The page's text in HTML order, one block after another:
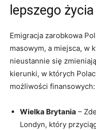
lepszego życia
Emigracja zarobkowa
masowym, a miejsca, w
nieustannie się
kierunki, w których
możliwości finansowych:
Wielka Brytania –
Londyn, który